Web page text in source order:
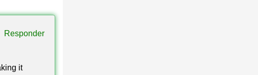
it
Responder